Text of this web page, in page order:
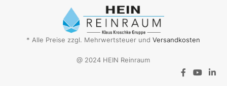
* Alle Preise zzgl. Mehrwertsteuer undVersandkosten
@ 2024 HEIN Reinraum